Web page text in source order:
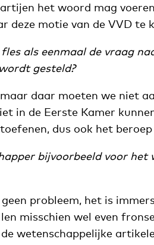
het woord mag
deze motie van de VVD te
als eenmaal de vraag
gesteld?
daar moeten we niet
in de Eerste Kamer
dus ook het beroep
bijvoorbeeld voor het
geen probleem, het is
misschien wel even
wetenschappelijke